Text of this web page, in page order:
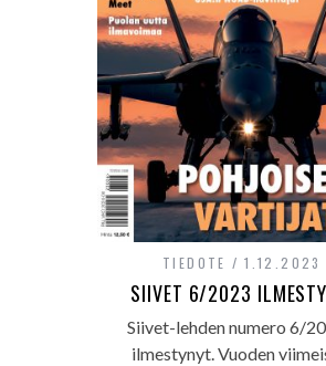
TIEDOTE 1.12.2023
SIIVET 6/2023
Siivet-lehden numero 6/
ilmestynyt. Vuoden